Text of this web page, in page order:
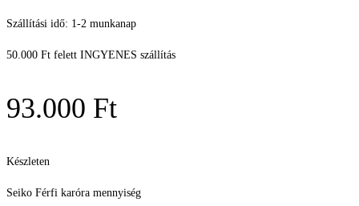
Szállítási idő: 1-2 munkanap
50.000 Ft felett INGYENES szállítás
93.000 Ft
Készleten
Seiko Férfi karóra mennyiség